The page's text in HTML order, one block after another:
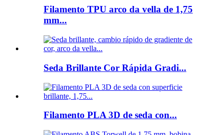
Filamento TPU arco da vella de 1,75
mm...
Seda Brillante Cor Rápida Gradi...
Filamento PLA 3D de seda con...